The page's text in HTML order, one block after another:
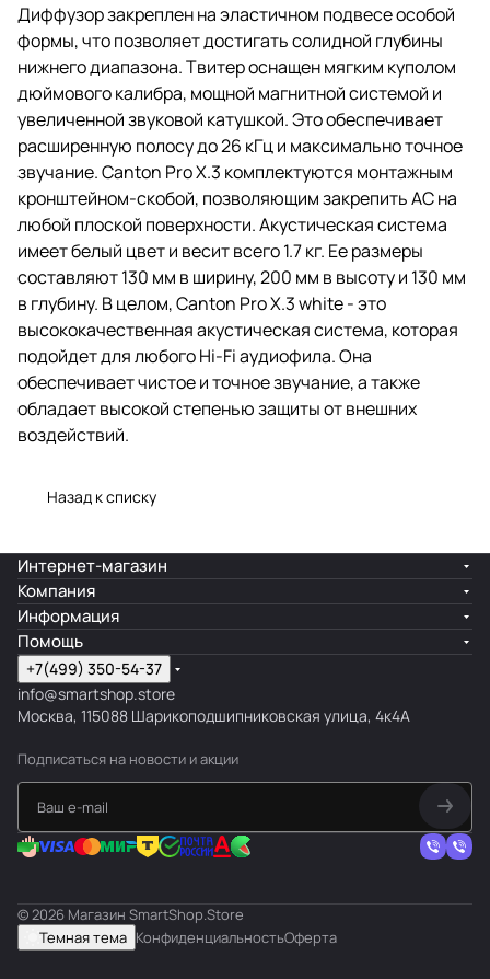
Диффузор закреплен на эластичном подвесе особой
формы, что позволяет достигать солидной глубины
нижнего диапазона. Твитер оснащен мягким куполом
дюймового калибра, мощной магнитной системой и
увеличенной звуковой катушкой. Это обеспечивает
расширенную полосу до 26 кГц и максимально точное
звучание. Canton Pro X.3 комплектуются монтажным
кронштейном-скобой, позволяющим закрепить АС на
любой плоской поверхности. Акустическая система
имеет белый цвет и весит всего 1.7 кг. Ее размеры
составляют 130 мм в ширину, 200 мм в высоту и 130 мм
в глубину. В целом, Canton Pro X.3 white - это
высококачественная акустическая система, которая
подойдет для любого Hi-Fi аудиофила. Она
обеспечивает чистое и точное звучание, а также
обладает высокой степенью защиты от внешних
воздействий.
Назад к списку
Интернет-магазин
Компания
Информация
Помощь
+7(499) 350-54-37
info@smartshop.store
Москва, 115088 Шарикоподшипниковская улица, 4к4А
Подписаться на новости и акции
© 2026 Магазин SmartShop.Store
Темная тема КонфиденциальностьОферта